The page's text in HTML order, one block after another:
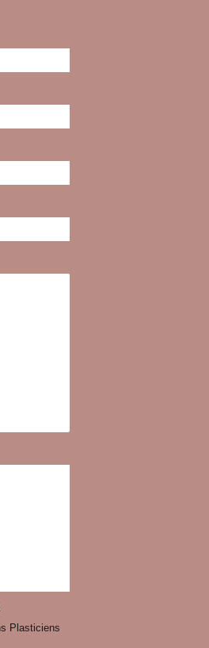
Plasticiens